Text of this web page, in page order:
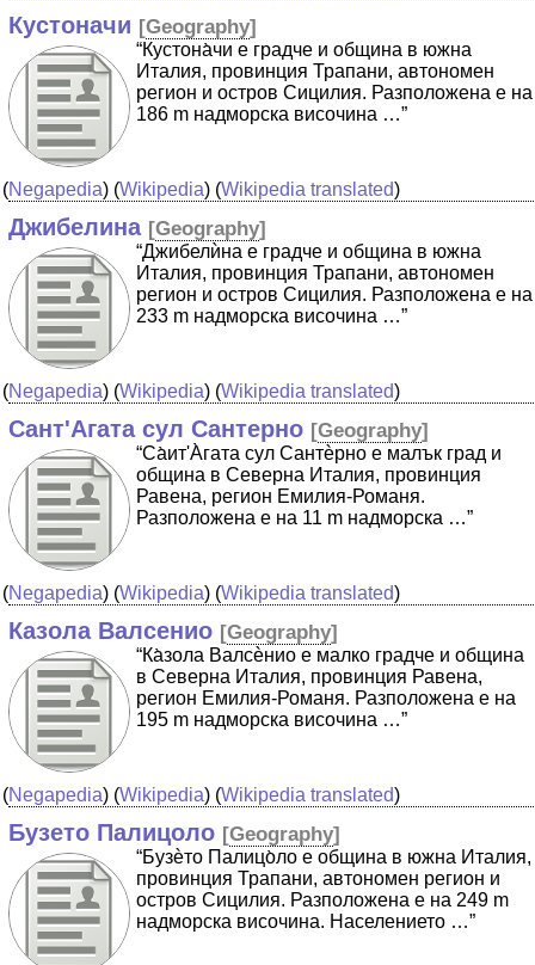
Кустоначи [Geography]
“Кустона̀чи е градче и община в южна
Италия, провинция Трапани, автономен
регион и остров Сицилия. Разположена е на
186 m надморска височина …”
(Negapedia) (Wikipedia) (Wikipedia translated)
Джибелина [Geography]
“Джибелѝна е градче и община в южна
Италия, провинция Трапани, автономен
регион и остров Сицилия. Разположена е на
233 m надморска височина …”
(Negapedia) (Wikipedia) (Wikipedia translated)
Сант'Агата сул Сантерно [Geography]
“Cа̀ит'А̀гата сул Сантѐрно е малък град и
община в Северна Италия, провинция
Равена, регион Емилия-Романя.
Разположена е на 11 m надморска …”
(Negapedia) (Wikipedia) (Wikipedia translated)
Казола Валсенио [Geography]
“Ка̀зола Валсѐнио е малко градче и община
в Северна Италия, провинция Равена,
регион Емилия-Романя. Разположена е на
195 m надморска височина …”
(Negapedia) (Wikipedia) (Wikipedia translated)
Бузето Палицоло [Geography]
“Бузѐто Палицо̀ло е община в южна Италия,
провинция Трапани, автономен регион и
остров Сицилия. Разположена е на 249 m
надморска височина. Населението …”